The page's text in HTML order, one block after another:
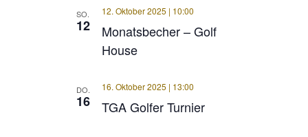
SO.
12
Monatsbecher – Golf
House
12. Oktober 2025 | 10:00
DO.
16 TGA Golfer Turnier
16. Oktober 2025 | 13:00